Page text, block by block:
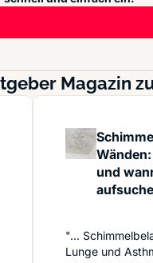
Magazin
und
"...
Lunge und